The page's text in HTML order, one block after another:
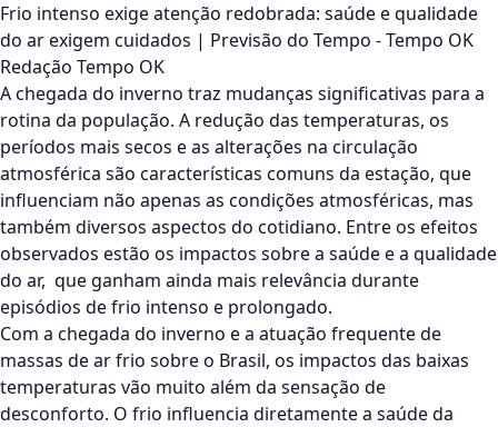
Frio intenso exige atenção redobrada: saúde e qualidade
do ar exigem cuidados | Previsão do Tempo - Tempo OK
Redação Tempo OK
A chegada do inverno traz mudanças significativas para a
rotina da população. A redução das temperaturas, os
períodos mais secos e as alterações na circulação
atmosférica são características comuns da estação, que
influenciam não apenas as condições atmosféricas, mas
também diversos aspectos do cotidiano. Entre os efeitos
observados estão os impactos sobre a saúde e a qualidade
do ar, que ganham ainda mais relevância durante
episódios de frio intenso e prolongado.
Com a chegada do inverno e a atuação frequente de
massas de ar frio sobre o Brasil, os impactos das baixas
temperaturas vão muito além da sensação de
desconforto. O frio influencia diretamente a saúde da